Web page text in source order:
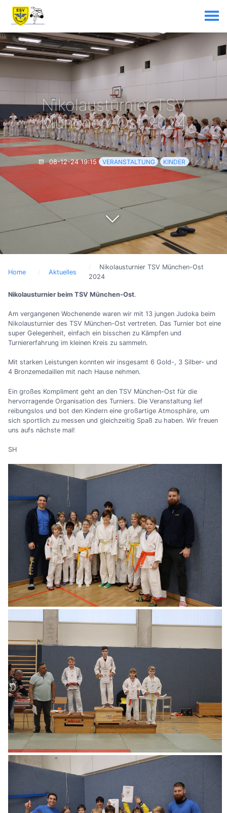
Nikolausturnier TSV
München-Ost 2024
08-12-24 19:15 VERANSTALTUNG KINDER
Home Aktuelles
Nikolausturnier TSV München-Ost
2024
Nikolausturnier beim TSV München-Ost.
Am vergangenen Wochenende waren wir mit 13 jungen Judoka beim
Nikolausturnier des TSV München-Ost vertreten. Das Turnier bot eine
super Gelegenheit, einfach ein bisschen zu Kämpfen und
Turniererfahrung im kleinen Kreis zu sammeln.
Mit starken Leistungen konnten wir insgesamt 6 Gold-, 3 Silber- und
4 Bronzemedaillen mit nach Hause nehmen.
Ein großes Kompliment geht an den TSV München-Ost für die
hervorragende Organisation des Turniers. Die Veranstaltung lief
reibungslos und bot den Kindern eine großartige Atmosphäre, um
sich sportlich zu messen und gleichzeitig Spaß zu haben. Wir freuen
uns aufs nächste mal!
SH